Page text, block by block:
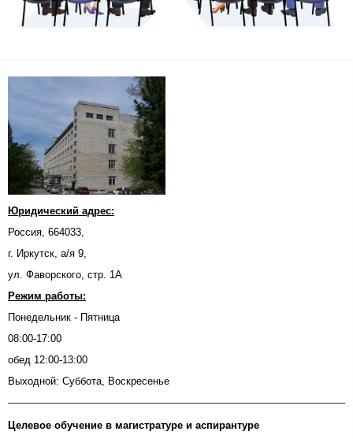
Юридический адрес:
Россия, 664033,
г. Иркутск, а/я 9,
ул. Фаворского, стр. 1А
Режим работы:
Понедельник - Пятница
08:00-17:00
обед 12:00-13:00
Выходной: Суббота, Воскресенье
Целевое обучение в магистратуре и аспирантуре